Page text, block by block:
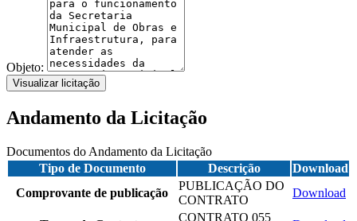
Objeto:
Visualizar licitação
Andamento da Licitação
Documentos do Andamento da Licitação
Tipo de Documento
Descrição
Download
Comprovante de publicação
PUBLICAÇÃO DO
CONTRATO
Download
CONTRATO 055